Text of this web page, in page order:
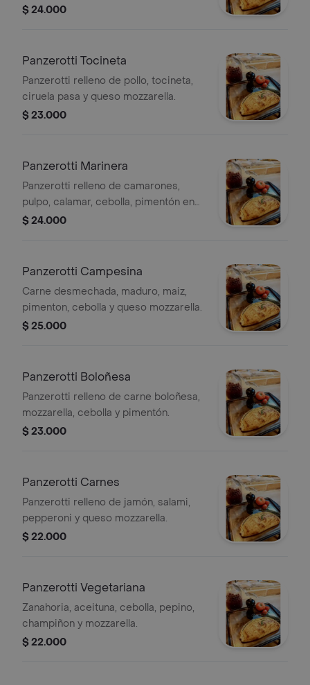
jalapeño y queso.
$ 24.000
Panzerotti Tocineta
Panzerotti relleno de pollo, tocineta,
ciruela pasa y queso mozzarella.
$ 23.000
Panzerotti Marinera
Panzerotti relleno de camarones,
pulpo, calamar, cebolla, pimentón en
cuadritos y mozzarella.
$ 24.000
Panzerotti Campesina
Carne desmechada, maduro, maiz,
pimenton, cebolla y queso mozzarella.
$ 25.000
Panzerotti Boloñesa
Panzerotti relleno de carne boloñesa,
mozzarella, cebolla y pimentón.
$ 23.000
Panzerotti Carnes
Panzerotti relleno de jamón, salami,
pepperoni y queso mozzarella.
$ 22.000
Panzerotti Vegetariana
Zanahoria, aceituna, cebolla, pepino,
champiñon y mozzarella.
$ 22.000